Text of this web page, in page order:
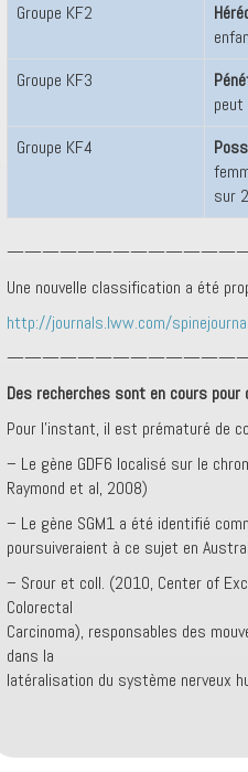
Groupe KF2
Groupe KF3
Groupe KF4
sur
Une nouvelle classification a été
http://journals.lww.com/
Des recherches sont en cours pour
Pour l’instant, il est prématuré de
– Le gène GDF6 localisé sur le
Raymond et al, 2008)
– Le gène SGM1 a été identifié
poursuiveraient à ce sujet en
– Srour et coll. (2010, Center of
Colorectal
Carcinoma), responsables des
dans la
latéralisation du système nerveux